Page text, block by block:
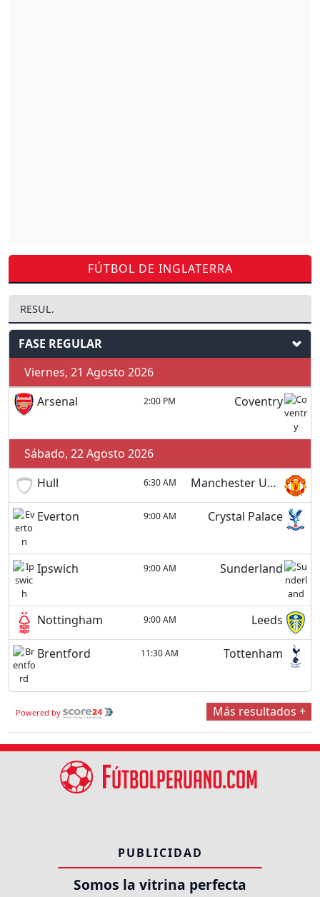
FÚTBOL DE INGLATERRA
RESUL.
FASE REGULAR
Viernes, 21 Agosto 2026
Arsenal
2:00 PM Coventry
Sábado, 22 Agosto 2026
Hull
6:30 AM Manchester United
Everton 9:00 AM Crystal Palace
Ipswich 9:00 AM Sunderland
Nottingham 9:00 AM Leeds
Brentford 11:30 AM Tottenham
Powered by Más resultados +
PUBLICIDAD
Somos la vitrina perfecta